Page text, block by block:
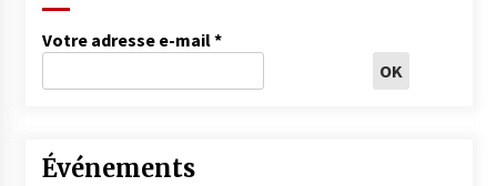
Votre adresse e-mail*
Événements